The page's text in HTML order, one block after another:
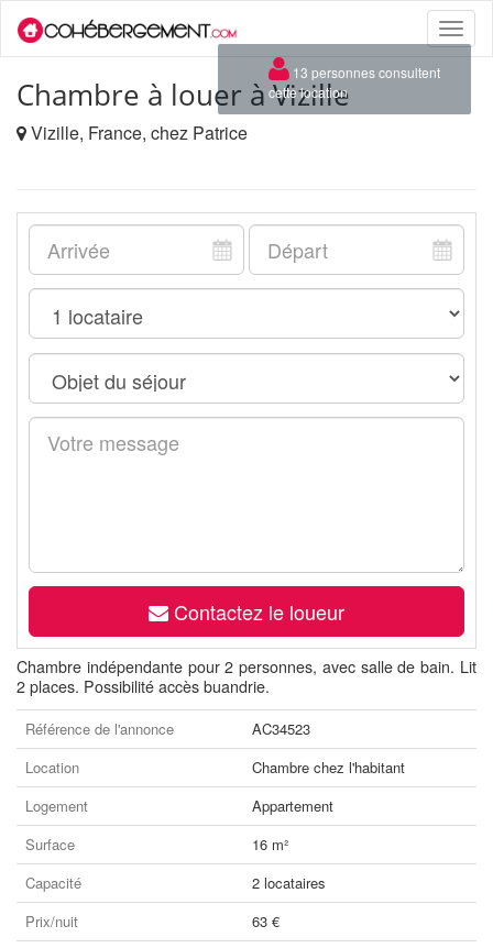
Toggle
Chambre à louer à Vizille
Vizille, France, chez Patrice
Contactez le loueur
Chambre indépendante pour 2 personnes, avec salle de bain. Lit
2 places. Possibilité accès buandrie.
Référence de l'annonce
AC34523
Location
Chambre chez l'habitant
Logement
Appartement
Surface
16 m²
Capacité
2 locataires
Prix/nuit
63 €
×
13 personnes consultent
cette location